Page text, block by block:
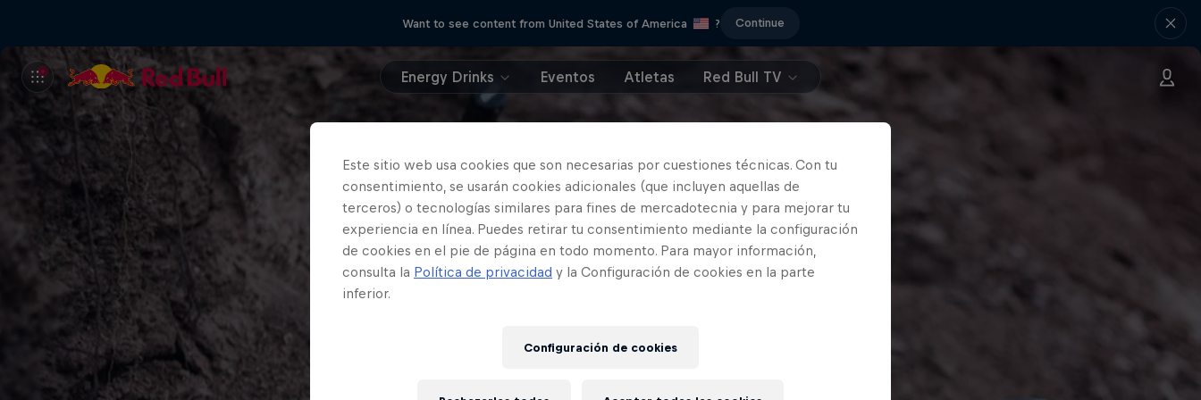
Want to see content from United States of America ? Continue
Energy Drinks Eventos Atletas Red Bull TV
Este sitio web usa cookies que son necesarias por cuestiones técnicas. Con tu
consentimiento, se usarán cookies adicionales (que incluyen aquellas de
terceros) o tecnologías similares para fines de mercadotecnia y para mejorar tu
experiencia en línea. Puedes retirar tu consentimiento mediante la configuración
de cookies en el pie de página en todo momento. Para mayor información,
consulta la Política de privacidad y la Configuración de cookies en la parte
inferior.
Configuración de cookies